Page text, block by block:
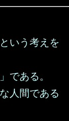
いう考えを
である。
人間である